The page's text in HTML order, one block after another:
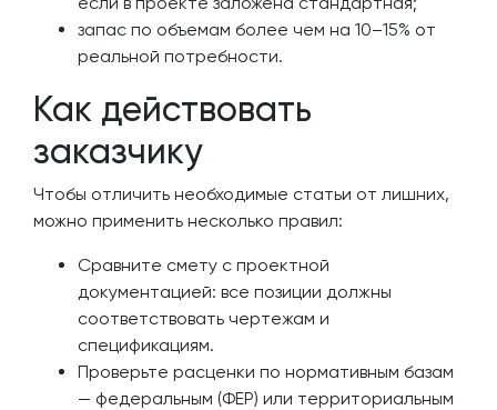
запас по объемам более чем на 10–15% от
реальной потребности.
Как действовать
заказчику
Чтобы отличить необходимые статьи от лишних,
можно применить несколько правил:
Сравните смету с проектной
документацией: все позиции должны
соответствовать чертежам и
спецификациям.
Проверьте расценки по нормативным базам
— федеральным (ФЕР) или территориальным